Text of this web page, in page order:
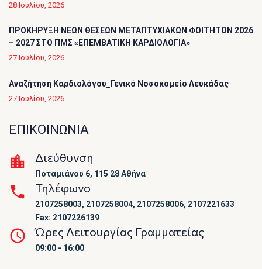
28 Ιουλίου, 2026
ΠΡΟΚΗΡΥΞΗ ΝΕΩΝ ΘΕΣΕΩΝ ΜΕΤΑΠΤΥΧΙΑΚΩΝ ΦΟΙΤΗΤΩΝ 2026
– 2027 ΣΤΟ ΠΜΣ «ΕΠΕΜΒΑΤΙΚΗ ΚΑΡΔΙΟΛΟΓΙΑ»
27 Ιουλίου, 2026
Αναζήτηση Καρδιολόγου_Γενικό Νοσοκομείο Λευκάδας
27 Ιουλίου, 2026
ΕΠΙΚΟΙΝΩΝΙΑ
Διεύθυνση
Ποταμιάνου 6, 115 28 Αθήνα
Τηλέφωνο
2107258003, 2107258004, 2107258006, 2107221633
Fax: 2107226139
Ώρες Λειτουργίας Γραμματείας
09:00 - 16:00